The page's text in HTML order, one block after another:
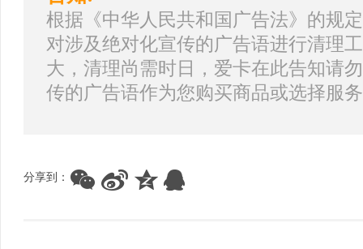
根据《中华人民共和国广告法》的规
对涉及绝对化宣传的广告语进行清理
大，清理尚需时日，爱卡在此告知请
传的广告语作为您购买商品或选择服
分享到：